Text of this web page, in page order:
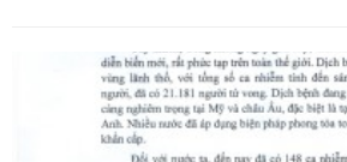
nội dung này, phóng viên TTXVN đã có
Nguyễn Trung Tiến, Phó Tổng cục